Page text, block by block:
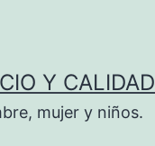
Y CALIDAD
mujer y niños.